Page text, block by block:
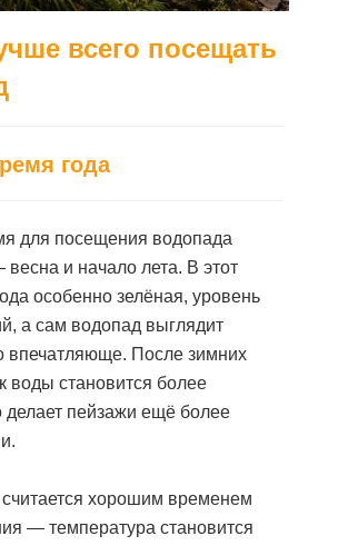
всего посещать
года
для посещения водопада
и начало лета. В этот
особенно зелёная, уровень
а сам водопад выглядит
впечатляюще. После зимних
воды становится более
пейзажи ещё более
хорошим временем
— температура становится